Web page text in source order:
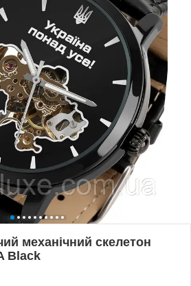
механічний скелетон
​​Black